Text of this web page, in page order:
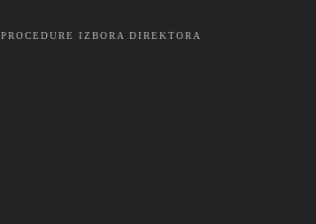
PROCEDURE IZBORA DIREKTORA